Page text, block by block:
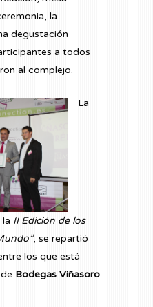
la
degustación
a todos
al complejo.
La
II Edición de los
, se repartió
los que está
de Bodegas Viñasoro